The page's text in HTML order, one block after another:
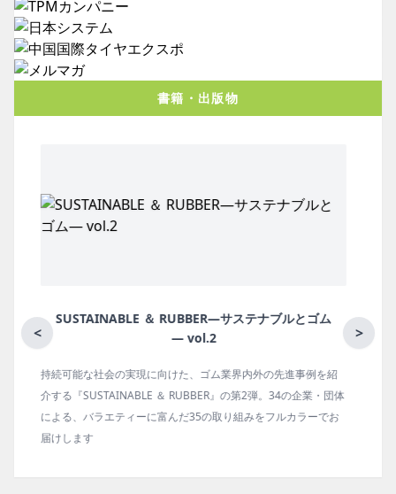
書籍・出版物
< >
月刊ラバーインダストリー／単品
ゴム報知新聞の姉妹誌。ゴム・エラストマー製品・市場分野別
の動向、新製品・技術、原材料動向、設備・機械の紹介、イン
タビュー、海外企業情報、統計などをコンパクトに掲載してい
ます。エッセイ（寄稿）も充実。